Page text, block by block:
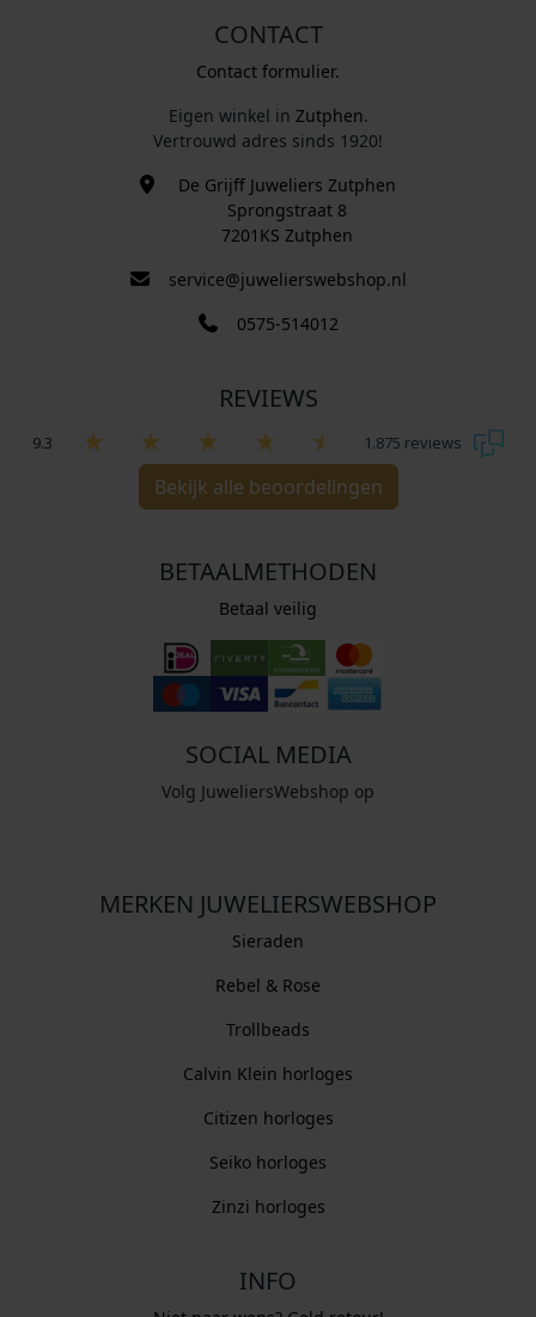
CONTACT
Contact formulier.
Eigen winkel in Zutphen.
Vertrouwd adres sinds 1920!
De Grijff Juweliers Zutphen
Sprongstraat 8
7201KS Zutphen
service@juwelierswebshop.nl
0575-514012
REVIEWS
9.3 1.875 reviews
Bekijk alle beoordelingen
BETAALMETHODEN
Betaal veilig
SOCIAL MEDIA
Volg JuweliersWebshop op
MERKEN JUWELIERSWEBSHOP
Sieraden
Rebel & Rose
Trollbeads
Calvin Klein horloges
Citizen horloges
Seiko horloges
Zinzi horloges
INFO